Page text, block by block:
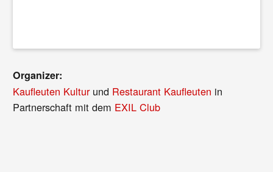
Organizer:
Kaufleuten Kulturund Restaurant Kaufleuten in
Partnerschaft mit dem EXIL Club